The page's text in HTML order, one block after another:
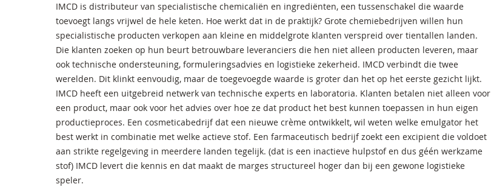
IMCD is distributeur van specialistische chemicaliën en ingrediënten, een tussenschakel die waarde
toevoegt langs vrijwel de hele keten. Hoe werkt dat in de praktijk? Grote chemiebedrijven willen hun
specialistische producten verkopen aan kleine en middelgrote klanten verspreid over tientallen landen.
Die klanten zoeken op hun beurt betrouwbare leveranciers die hen niet alleen producten leveren, maar
ook technische ondersteuning, formuleringsadvies en logistieke zekerheid. IMCD verbindt die twee
werelden. Dit klinkt eenvoudig, maar de toegevoegde waarde is groter dan het op het eerste gezicht lijkt.
IMCD heeft een uitgebreid netwerk van technische experts en laboratoria. Klanten betalen niet alleen voor
een product, maar ook voor het advies over hoe ze dat product het best kunnen toepassen in hun eigen
productieproces. Een cosmeticabedrijf dat een nieuwe crème ontwikkelt, wil weten welke emulgator het
best werkt in combinatie met welke actieve stof. Een farmaceutisch bedrijf zoekt een excipient die voldoet
aan strikte regelgeving in meerdere landen tegelijk. (dat is een inactieve hulpstof en dus géén werkzame
stof) IMCD levert die kennis en dat maakt de marges structureel hoger dan bij een gewone logistieke
speler.